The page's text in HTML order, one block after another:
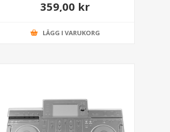
359,00 kr
LÄGG I VARUKORG